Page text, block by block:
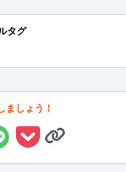
タグ
ましょう！